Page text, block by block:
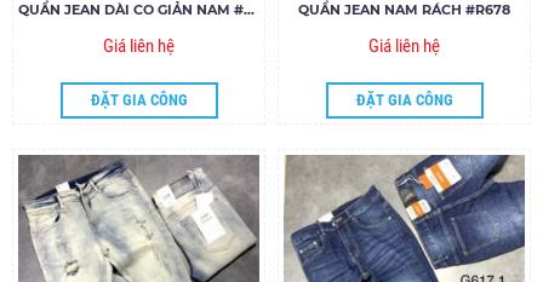
QUẦN JEAN DÀI CO GIẢN NAM #650
Giá liên hệ
ĐẶT GIA CÔNG
QUẦN JEAN NAM RÁCH #R678
Giá liên hệ
ĐẶT GIA CÔNG